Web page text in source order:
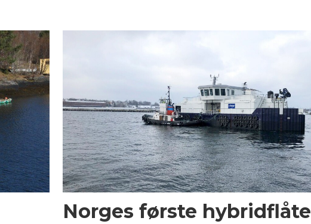
Norges første hybridflåte